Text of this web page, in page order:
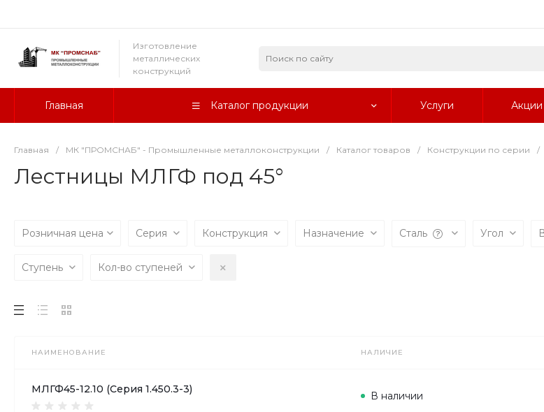
Изготовление
металлических
конструкций
Главная Каталог продукции Услуги Акции
Главная / МК "ПРОМСНАБ" - Промышленные металлоконструкции / Каталог товаров / Конструкции по серии /
Лестницы МЛГФ под 45°
Розничная цена Серия Конструкция Назначение Сталь Угол
Ступень Кол-во ступеней
НАИМЕНОВАНИЕ НАЛИЧИЕ
МЛГФ45-12.10 (Серия 1.450.3-3)
В наличии